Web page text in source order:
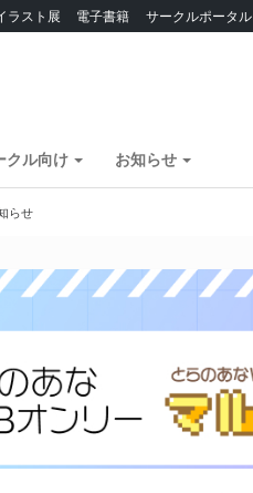
ラスト展 電子書籍 サークルポータル
クル向け お知らせ
らせ